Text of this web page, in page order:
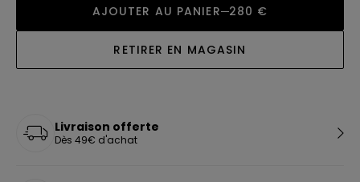
AJOUTER AU PANIER 280 €
RETIRER EN MAGASIN
Livraison offerte
Dès 49€ d'achat